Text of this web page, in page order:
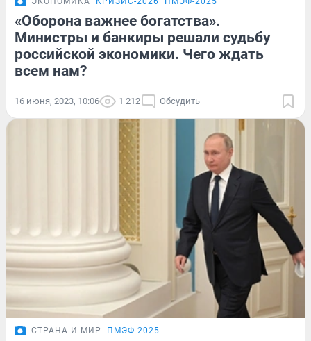
«Оборона важнее богатства».
Министры и банкиры решали судьбу
российской экономики. Чего ждать
всем нам?
16 июня, 2023, 10:06 1 212 Обсудить
СТРАНА И МИР ПМЭФ-2025